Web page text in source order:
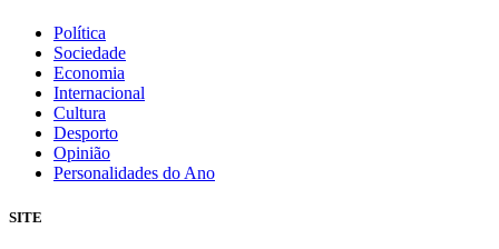
Política
Sociedade
Economia
Internacional
Cultura
Desporto
Opinião
Personalidades do Ano
SITE